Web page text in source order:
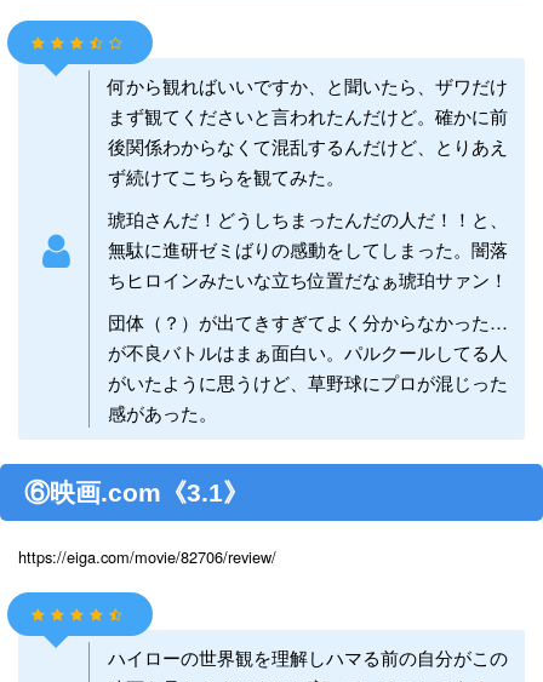
何から観ればいいですか、と聞いたら、ザワだけ
まず観てくださいと言われたんだけど。確かに前
後関係わからなくて混乱するんだけど、とりあえ
ず続けてこちらを観てみた。
琥珀さんだ！どうしちまったんだの人だ！！と、
無駄に進研ゼミばりの感動をしてしまった。闇落
ちヒロインみたいな立ち位置だなぁ琥珀サァン！
団体（？）が出てきすぎてよく分からなかった…
が不良バトルはまぁ面白い。パルクールしてる人
がいたように思うけど、草野球にプロが混じった
感があった。
⑥映画.com《3.1》
https://eiga.com/movie/82706/review/
ハイローの世界観を理解しハマる前の自分がこの